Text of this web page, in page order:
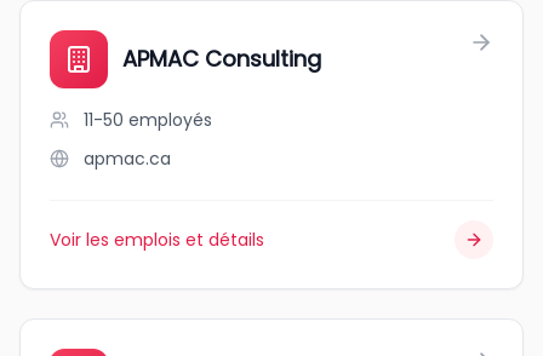
APMAC Consulting
11-50 employés
apmac.ca
Voir les emplois et détails